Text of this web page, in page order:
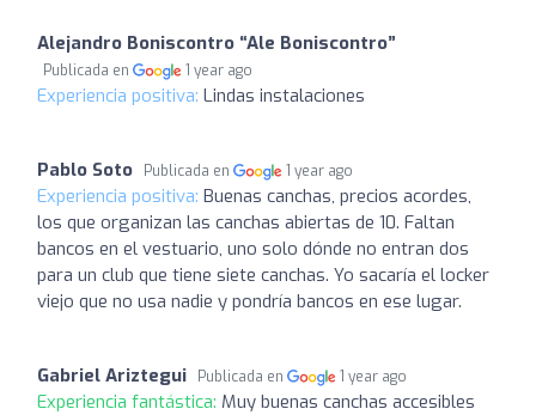
Alejandro Boniscontro “Ale Boniscontro”
Publicada en 1 year ago
Experiencia positiva: Lindas instalaciones
Pablo Soto Publicada en 1 year ago
Experiencia positiva: Buenas canchas, precios acordes,
los que organizan las canchas abiertas de 10. Faltan
bancos en el vestuario, uno solo dónde no entran dos
para un club que tiene siete canchas. Yo sacaría el locker
viejo que no usa nadie y pondría bancos en ese lugar.
Gabriel Ariztegui Publicada en 1 year ago
Experiencia fantástica: Muy buenas canchas accesibles